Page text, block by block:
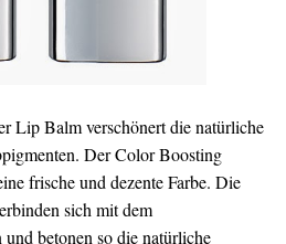
Lip Balm verschönert die natürliche
Der Color Boosting
frische und dezente Farbe. Die
sich mit dem
betonen so die natürliche